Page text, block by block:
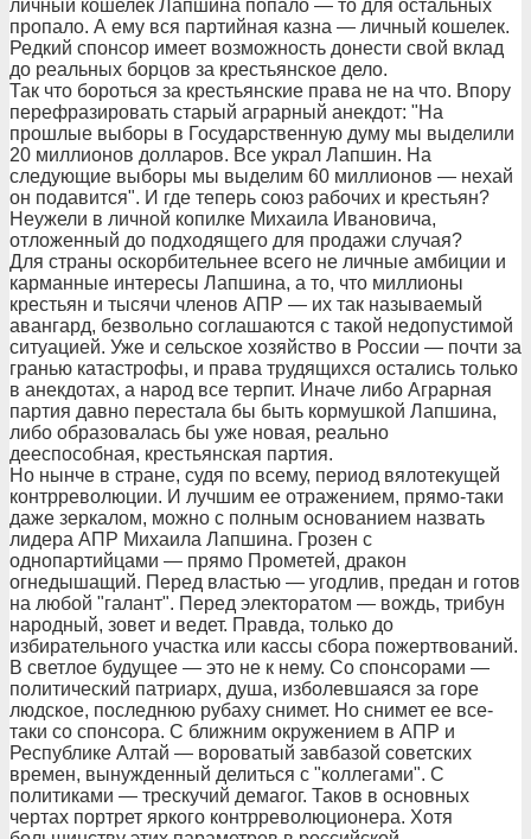
личный кошелек Лапшина попало — то для остальных
пропало. А ему вся партийная казна — личный кошелек.
Редкий спонсор имеет возможность донести свой вклад
до реальных борцов за крестьянское дело.
Так что бороться за крестьянские права не на что. Впору
перефразировать старый аграрный анекдот: "На
прошлые выборы в Государственную думу мы выделили
20 миллионов долларов. Все украл Лапшин. На
следующие выборы мы выделим 60 миллионов — нехай
он подавится". И где теперь союз рабочих и крестьян?
Неужели в личной копилке Михаила Ивановича,
отложенный до подходящего для продажи случая?
Для страны оскорбительнее всего не личные амбиции и
карманные интересы Лапшина, а то, что миллионы
крестьян и тысячи членов АПР — их так называемый
авангард, безвольно соглашаются с такой недопустимой
ситуацией. Уже и сельское хозяйство в России — почти за
гранью катастрофы, и права трудящихся остались только
в анекдотах, а народ все терпит. Иначе либо Аграрная
партия давно перестала бы быть кормушкой Лапшина,
либо образовалась бы уже новая, реально
дееспособная, крестьянская партия.
Но нынче в стране, судя по всему, период вялотекущей
контрреволюции. И лучшим ее отражением, прямо-таки
даже зеркалом, можно с полным основанием назвать
лидера АПР Михаила Лапшина. Грозен с
однопартийцами — прямо Прометей, дракон
огнедышащий. Перед властью — угодлив, предан и готов
на любой "галант". Перед электоратом — вождь, трибун
народный, зовет и ведет. Правда, только до
избирательного участка или кассы сбора пожертвований.
В светлое будущее — это не к нему. Со спонсорами —
политический патриарх, душа, изболевшаяся за горе
людское, последнюю рубаху снимет. Но снимет ее все-
таки со спонсора. С ближним окружением в АПР и
Республике Алтай — вороватый завбазой советских
времен, вынужденный делиться с "коллегами". С
политиками — трескучий демагог. Таков в основных
чертах портрет яркого контрреволюционера. Хотя